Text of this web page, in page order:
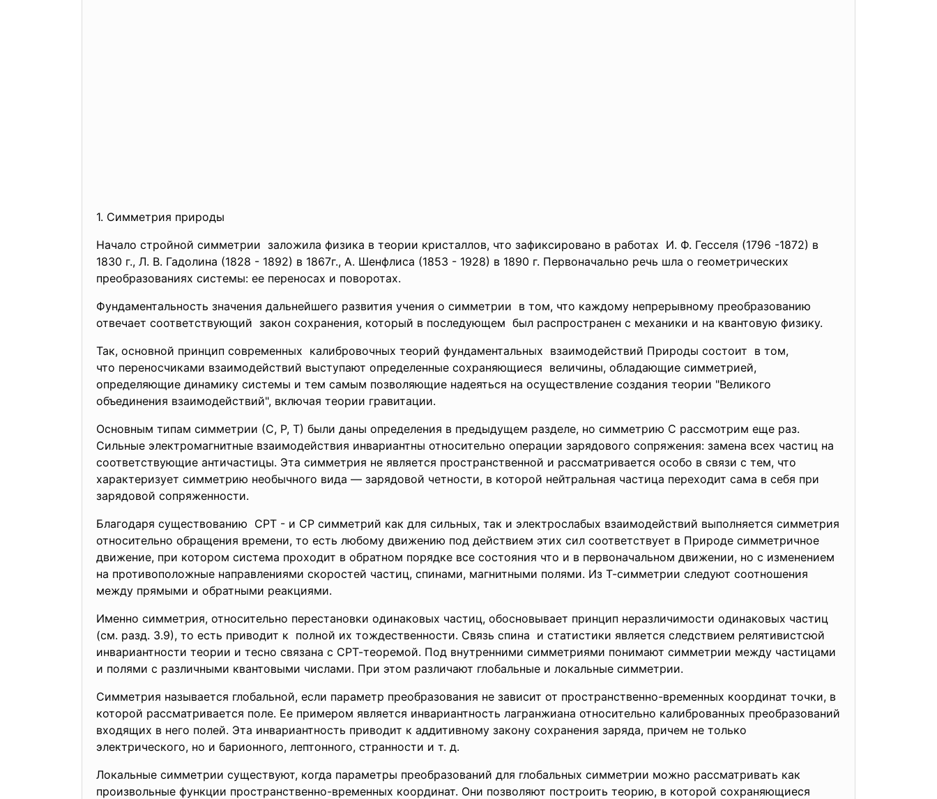
1. Симметрия природы
Начало стройной симметрии заложила физика в теории кристаллов, что зафиксировано в работах И. Ф. Гесселя (1796 -1872) в
1830 г., Л. В. Гадолина (1828 - 1892) в 1867г., А. Шенфлиса (1853 - 1928) в 1890 г. Первоначально речь шла о геометрических
преобразованиях системы: ее переносах и по­воротах.
Фундаментальность значения дальнейшего развития учения о симметрии в том, что каждому непрерывному преобразованию
отвечает соответствующий закон сохранения, который в последующем был распространен с механики и на квантовую физику.
Так, основной принцип современных калибровочных теорий фундаментальных взаимодействий Природы состоит в том,
что переносчиками взаимодействий выступают определенные сохраняющиеся величины, обладающие симметрией,
определяющие динамику системы и тем самым позволяющие надеяться на осуществление создания теории "Великого
объединения взаимодействий", включая теории гравитации.
Основным типам симметрии (С, Р, Т) были даны определе­ния в предыдущем разделе, но симметрию С рассмотрим еще раз.
Сильные электромагнитные взаимодействия инвариантны относительно операции зарядового сопряжения: замена всех частиц на
соответствующие античастицы. Эта симметрия не является пространственной и рассматривается особо в связи с тем, что
характеризует симметрию необычного вида — зарядовой четности, в которой нейтральная частица переходит сама в себя при
зарядовой сопряженности.
Благодаря существованию СРТ - и СР симметрий как для сильных, так и электрослабых взаимодействий выполняется симметрия
относительно обращения времени, то есть любому движению под действием этих сил соответствует в Природе симметричное
движение, при котором система проходит в обратном порядке все состояния что и в первоначальном движении, но с изменением
на противоположные направлениями скоростей частиц, спинами, магнитными полями. Из Т-симметрии следуют соотношения
между прямыми и обратными реакциями.
Именно симметрия, относительно перестановки одинаковых частиц, обосновывает принцип неразличимости одинаковых частиц
(см. разд. 3.9), то есть приводит к полной их тождественности. Связь спина и статистики является следствием релятивистсюй
инвариантности теории и тесно связана с СРТ-теоремой. Под внутренними симметриями понимают симметрии между частицами
и полями с различными квантовыми числами. При этом различают глобальные и локальные симметрии.
Симметрия называется глобальной, если параметр преобразования не зависит от пространственно-временных координат точки, в
которой рассматривается поле. Ее примером является инвариантность лагранжиана относительно калиброванных преобразований
входящих в него полей. Эта инвариантность приводит к аддитивному закону сохранения заряда, причем не только
электрического, но и барионного, лептонного, странности и т. д.
Локальные симметрии существуют, когда параметры преобразований для глобальных симметрии можно рассматривать как
произвольные функции пространственно-временных координат. Они позволяют построить теорию, в которой сохраняющиеся